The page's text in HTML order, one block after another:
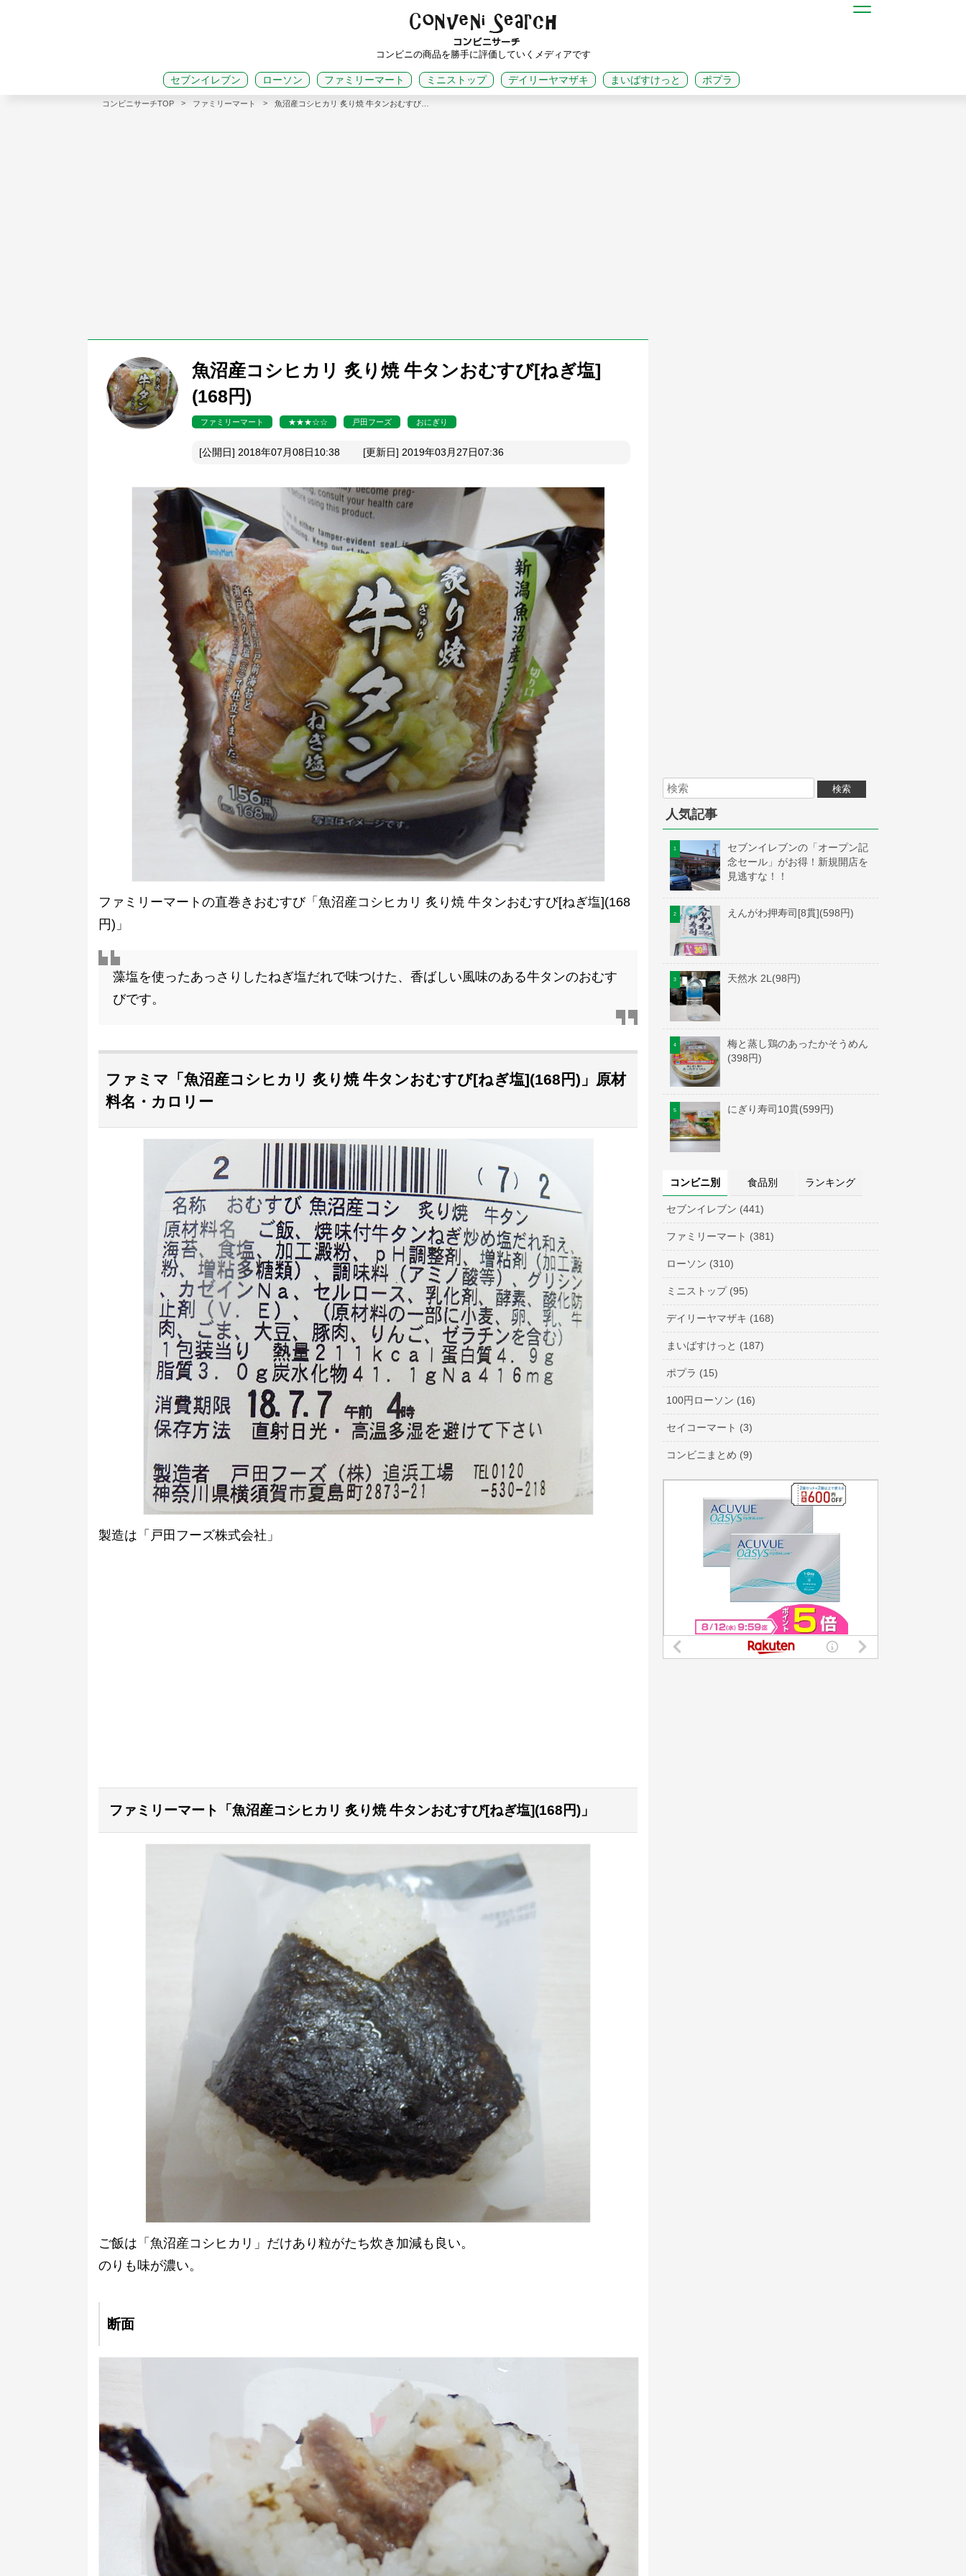
コンビニの商品を勝手に評価していくメディアです
セブンイレブン ローソン ファミリーマート ミニストップ デイリーヤマザキ まいばすけっと ポプラ
コンビニサーチTOP > ファミリーマート > 魚沼産コシヒカリ 炙り焼 牛タンおむすび…
魚沼産コシヒカリ 炙り焼 牛タンおむすび[ねぎ塩]
(168円)
ファミリーマート ★★★☆☆ 戸田フーズ おにぎり
[公開日] 2018年07月08日10:38 [更新日] 2019年03月27日07:36
ファミリーマートの直巻きおむすび「魚沼産コシヒカリ 炙り焼 牛タンおむすび[ねぎ塩](168
円)」
藻塩を使ったあっさりしたねぎ塩だれで味つけた、香ばしい風味のある牛タンのおむす
びです。
ファミマ「魚沼産コシヒカリ 炙り焼 牛タンおむすび[ねぎ塩](168円)」原材
料名・カロリー
製造は「戸田フーズ株式会社」
ファミリーマート「魚沼産コシヒカリ 炙り焼 牛タンおむすび[ねぎ塩](168円)」
ご飯は「魚沼産コシヒカリ」だけあり粒がたち炊き加減も良い。
のりも味が濃い。
断面
人気記事
セブンイレブンの「オープン記
念セール」がお得！新規開店を
見逃すな！！
えんがわ押寿司[8貫](598円)
天然水 2L(98円)
梅と蒸し鶏のあったかそうめん
(398円)
にぎり寿司10貫(599円)
コンビニ別 食品別 ランキング
セブンイレブン (441)
ファミリーマート (381)
ローソン (310)
ミニストップ (95)
デイリーヤマザキ (168)
まいばすけっと (187)
ポプラ (15)
100円ローソン (16)
セイコーマート (3)
コンビニまとめ (9)